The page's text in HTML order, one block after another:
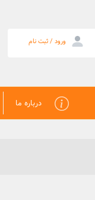
ورود / ثبت نام
درباره ما